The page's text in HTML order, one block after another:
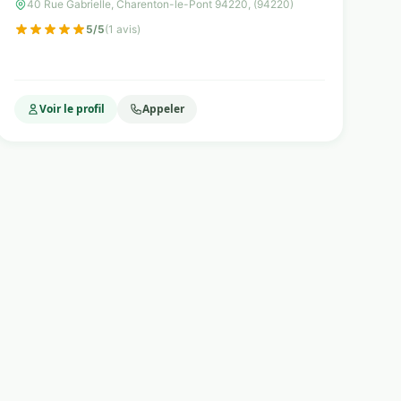
40 Rue Gabrielle, Charenton-le-Pont 94220, (94220)
5/5(1 avis)
Voir le profil Appeler